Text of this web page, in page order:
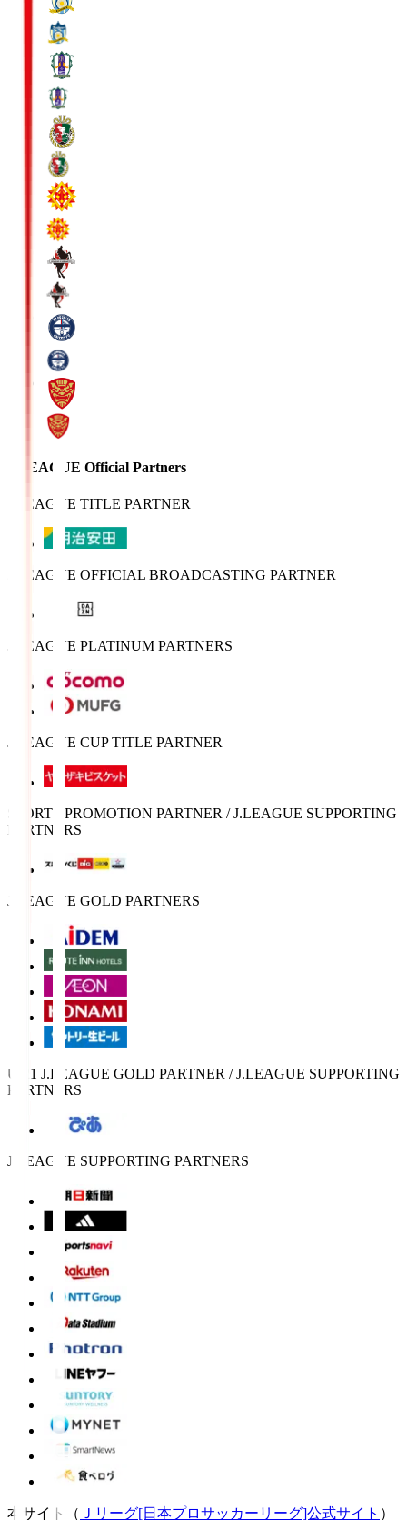
J.LEAGUE Official Partners
J.LEAGUE TITLE PARTNER
J.LEAGUE OFFICIAL BROADCASTING PARTNER
J.LEAGUE PLATINUM PARTNERS
J.LEAGUE CUP TITLE PARTNER
SPORTS PROMOTION PARTNER / J.LEAGUE SUPPORTING
PARTNERS
J.LEAGUE GOLD PARTNERS
U-21 J.LEAGUE GOLD PARTNER / J.LEAGUE SUPPORTING
PARTNERS
J.LEAGUE SUPPORTING PARTNERS
本サイト（ Ｊリーグ[日本プロサッカーリーグ]公式サイト ）